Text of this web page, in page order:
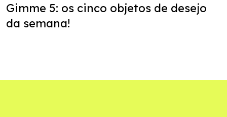
Gimme 5: os cinco objetos de desejo
da semana!